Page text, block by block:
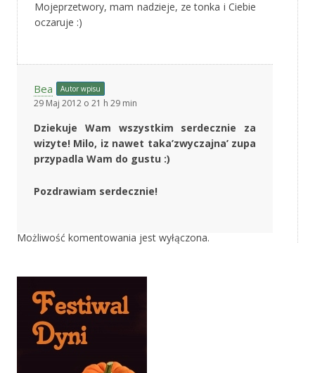
Mojeprzetwory, mam nadzieje, ze tonka i Ciebie
oczaruje :)
Bea Autor wpisu
29 Maj 2012 o 21 h 29 min
Dziekuje Wam wszystkim serdecznie za
wizyte! Milo, iz nawet taka’zwyczajna’ zupa
przypadla Wam do gustu :)
Pozdrawiam serdecznie!
Możliwość komentowania jest wyłączona.